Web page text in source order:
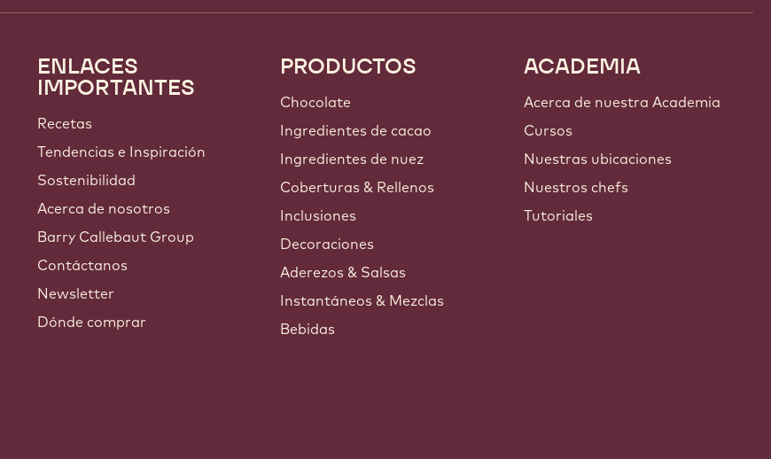
Footer
Callebaut
ENLACES
IMPORTANTES
Recetas
Tendencias e Inspiración
Sostenibilidad
Acerca de nosotros
Barry Callebaut Group
Contáctanos
Newsletter
Dónde comprar
PRODUCTOS
Chocolate
Ingredientes de cacao
Ingredientes de nuez
Coberturas & Rellenos
Inclusiones
Decoraciones
Aderezos & Salsas
Instantáneos & Mezclas
Bebidas
ACADEMIA
Acerca de nuestra Academia
Cursos
Nuestras ubicaciones
Nuestros chefs
Tutoriales